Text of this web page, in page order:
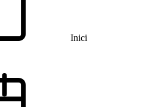
Inici